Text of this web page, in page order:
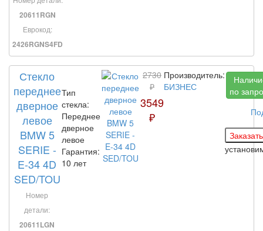
20611RGN
Еврокод:
2426RGNS4FD
Стекло
переднее
дверное
левое
BMW 5
SERIE -
E-34 4D
SED/TOU
Номер
детали:
20611LGN
Тип
стекла:
Переднее
дверное
левое
Гарантия:
10 лет
2730
₽
3549
₽
Производитель:
БИЗНЕС
по